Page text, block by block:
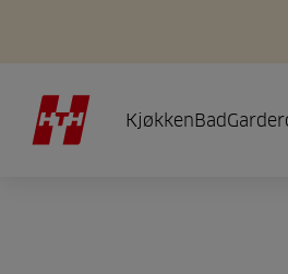
KjøkkenBad